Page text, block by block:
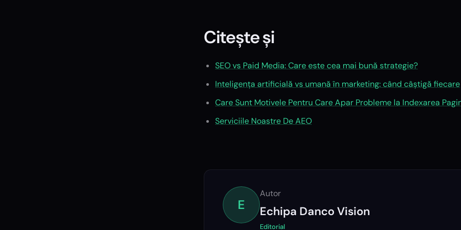
Citește și
SEO vs Paid Media: Care este cea mai bună strategie?
Inteligența artificială vs umană în marketing: când câștigă fiecare
Care Sunt Motivele Pentru Care Apar Probleme la Indexarea
Serviciile Noastre De AEO
E
Autor
Echipa Danco Vision
Editorial